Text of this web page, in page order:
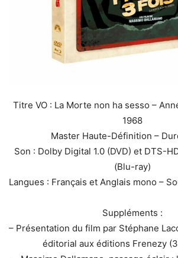
Titre VO : La Morte non ha sesso –
1968
Master Haute-Définition –
Son : Dolby Digital 1.0 (DVD) et DTS-
(Blu-ray)
Langues : Français et Anglais mono –
Suppléments :
– Présentation du film par Stéphane
éditorial aux éditions Frenezy